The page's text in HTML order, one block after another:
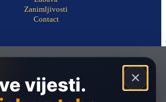
Zanimljivosti
Contact
×
vijesti.